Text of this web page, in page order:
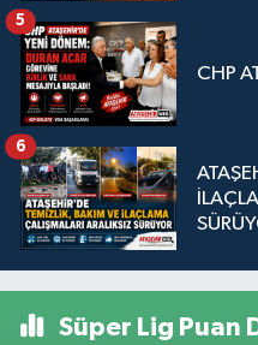
CHP
5
6
Süper Lig Puan